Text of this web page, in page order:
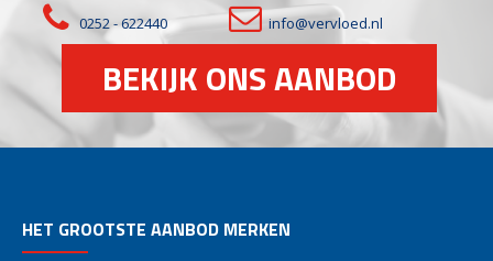
0252 - 622440 info@vervloed.nl
BEKIJK ONS AANBOD
HET GROOTSTE AANBOD MERKEN